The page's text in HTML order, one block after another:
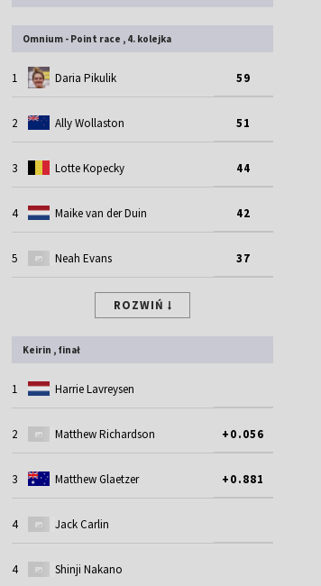
Omnium - Point race , 4. kolejka
1 Daria Pikulik 59
2 Ally Wollaston 51
3 Lotte Kopecky 44
4 Maike van der Duin 42
5 Neah Evans 37
ROZWIŃ
Keirin , finał
1 Harrie Lavreysen
2 Matthew Richardson +0.056
3 Matthew Glaetzer +0.881
4 Jack Carlin
4 Shinji Nakano